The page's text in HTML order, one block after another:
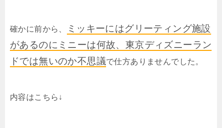
確かに前から、
ミッキーにはグリーティング施設
があるのにミニーは何故、東京ディズニーラン
ドでは無いのか不思議で仕方ありませんでした。
内容はこちら↓